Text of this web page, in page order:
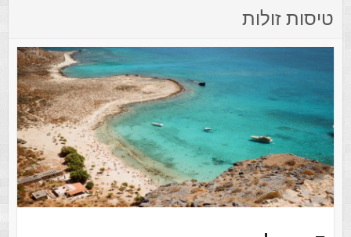
טיסות זולות